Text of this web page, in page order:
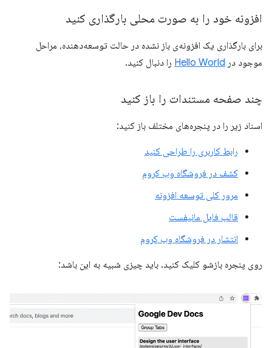
افزونه خود را به صورت محلی بارگذاری کنید
برای بارگذاری یک افزونه‌ی باز نشده در حالت توسعه‌دهنده، مراحل
موجود در Hello World را دنبال کنید.
چند صفحه مستندات را باز کنید
اسناد زیر را در پنجره‌های مختلف باز کنید:
رابط کاربری را طراحی کنید
کشف در فروشگاه وب کروم
مرور کلی توسعه افزونه
قالب فایل مانیفست
انتشار در فروشگاه وب کروم
روی پنجره بازشو کلیک کنید. باید چیزی شبیه به این باشد: